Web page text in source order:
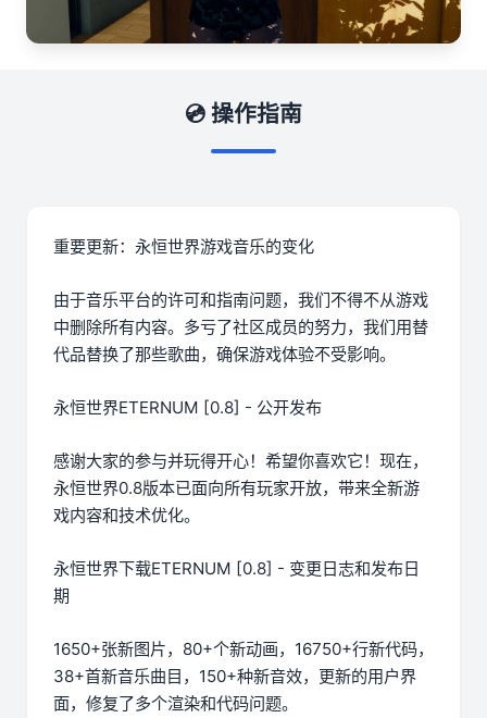
💿 操作指南
重要更新：永恒世界游戏音乐的变化
由于音乐平台的许可和指南问题，我们不得不从游戏
中删除所有内容。多亏了社区成员的努力，我们用替
代品替换了那些歌曲，确保游戏体验不受影响。
永恒世界ETERNUM [0.8] - 公开发布
感谢大家的参与并玩得开心！希望你喜欢它！现在，
永恒世界0.8版本已面向所有玩家开放，带来全新游
戏内容和技术优化。
永恒世界下载ETERNUM [0.8] - 变更日志和发布日
期
1650+张新图片，80+个新动画，16750+行新代码，
38+首新音乐曲目，150+种新音效，更新的用户界
面，修复了多个渲染和代码问题。